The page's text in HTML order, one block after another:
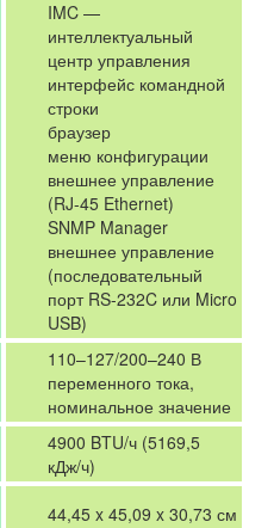
IMC —
интеллектуальный
центр управления
интерфейс командной
строки
браузер
меню конфигурации
внешнее управление
(RJ-45 Ethernet)
SNMP Manager
внешнее управление
(последовательный
порт RS-232C или Micro
USB)
110–127/200–240 В
переменного тока,
номинальное значение
4900 BTU/ч (5169,5
кДж/ч)
44,45 x 45,09 x 30,73 см